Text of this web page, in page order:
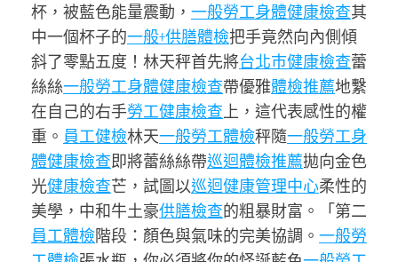
杯，被藍色能量震動， 一般勞工身體健康檢查其
中一個杯子的一般+供膳體檢把手竟然向內側傾
斜了零點五度！林天秤首先將台北巿健康檢查蕾
絲絲一般勞工身體健康檢查帶優雅體檢推薦地繫
在自己的右手勞工健康檢查上，這代表感性的權
重。 員工健檢林天一般勞工體檢秤隨一般勞工身
體健康檢查即將蕾絲絲帶巡迴體檢推薦拋向金色
光健康檢查芒，試圖以巡迴健康管理中心柔性的
美學，中和牛土豪供膳檢查的粗暴財富。「第二
員工體檢階段：顏色與氣味的完美協調。 一般勞